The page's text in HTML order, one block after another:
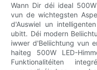
Wann Dir déi ideal
vun de wichtegsten
d'Auswiel un
ubitt. Déi modern
iwwer d'Beliichtung vun
haiteg 500W LED-
Funktionalitéiten